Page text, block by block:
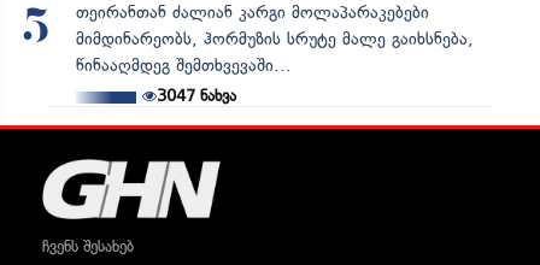
5
თეირანთან ძალიან კარგი მოლაპარაკებები
მიმდინარეობს, ჰორმუზის სრუტე მალე გაიხსნება,
წინააღმდეგ შემთხვევაში...
3047ნახვა
ჩვენს შესახებ